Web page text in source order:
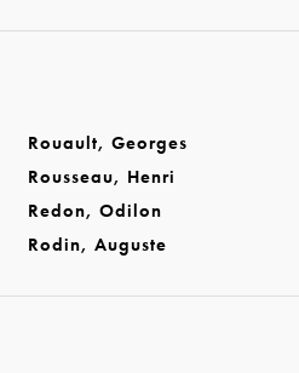
Rouault, Georges
Rousseau, Henri
Redon, Odilon
Rodin, Auguste